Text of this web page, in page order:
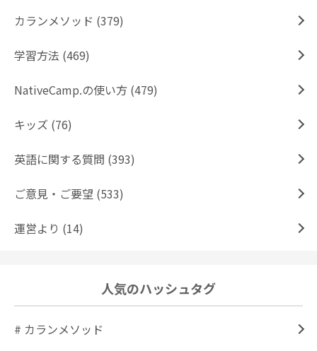
カランメソッド (379)
学習方法 (469)
NativeCamp.の使い方 (479)
キッズ (76)
英語に関する質問 (393)
ご意見・ご要望 (533)
運営より (14)
人気のハッシュタグ
# カランメソッド